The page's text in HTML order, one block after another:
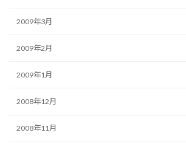
2009年3月
2009年2月
2009年1月
2008年12月
2008年11月